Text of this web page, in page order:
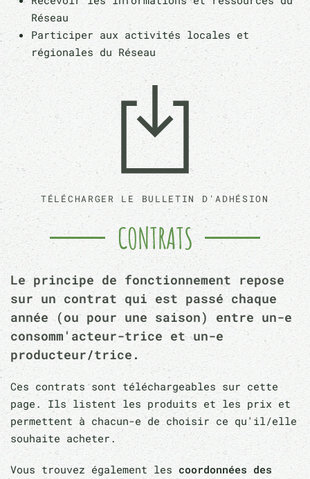
Réseau
Participer aux activités locales et
régionales du Réseau
TÉLÉCHARGER LE BULLETIN D'ADHÉSION
CONTRATS
Le principe de fonctionnement repose
sur un contrat qui est passé chaque
année (ou pour une saison) entre un-e
consomm'acteur-trice et un-e
producteur/trice.
Ces contrats sont téléchargeables sur cette
page. Ils listent les produits et les prix et
permettent à chacun-e de choisir ce qu'il/elle
souhaite acheter.
Vous trouvez également les coordonnées des